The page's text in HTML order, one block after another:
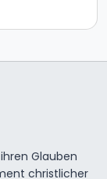
Glauben
christlicher